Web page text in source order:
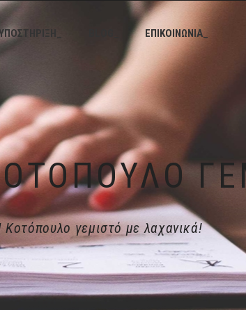
ΕΠΙΚΟΙΝΩΝΙΑ_
Κοτόπουλο γεμιστό με λαχανικά!